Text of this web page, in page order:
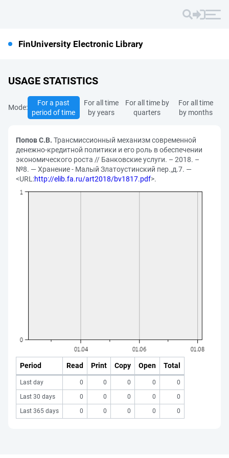
FinUniversity Electronic Library
USAGE STATISTICS
Mode:
For a past
period of time
For all time
by years
For all time by
quarters
For all time
by months
Попов С.В. Трансмиссионный механизм современной
денежно-кредитной политики и его роль в обеспечении
экономического роста // Банковские услуги. – 2018. –
№8. — Хранение - Малый Златоустинский пер.,д.7. —
<URL:http://elib.fa.ru/art2018/bv1817.pdf>.
Period Read Print Copy Open Total
Last day 0 0 0 0
0
Last 30 days
0 0 0 0
0
Last 365 days
0 0 0 0 0